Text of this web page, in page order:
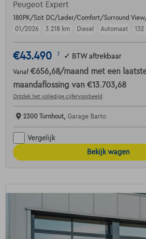
Peugeot Expert
180PK/5zit DC/Leder/Comfort/Surround
01/2026
3.218 km Diesel Automaat 132
€43.490 1 ✓ BTW aftrekbaar
Vanaf €656,68/maand met een
maandaflossing van €13.703,68
Ontdek het volledige cijfervoorbeeld
2300 Turnhout, Garage Barto
Vergelijk
Bekijk wagen